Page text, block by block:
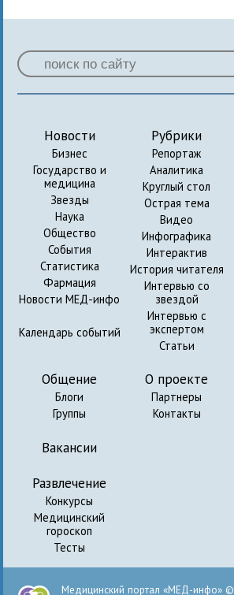
Новости
Бизнес
Государство и
медицина
Звезды
Наука
Общество
События
Статистика
Фармация
Новости МЕД-инфо
Календарь событий
Рубрики
Репортаж
Аналитика
Круглый стол
Острая тема
Видео
Инфографика
Интерактив
История читателя
Интервью со
звездой
Интервью с
экспертом
Статьи
Общение
Блоги
Группы
Вакансии
Развлечение
Конкурсы
Медицинский
гороскоп
Тесты
О проекте
Партнеры
Контакты
Медицинский портал «МЕД-инфо» ©